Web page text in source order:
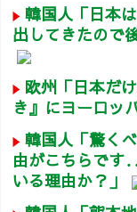
韓国人「日本
出してきたので
欧州「日本だ
き』にヨーロッ
韓国人「驚く
由がこちらです
いる理由か？」